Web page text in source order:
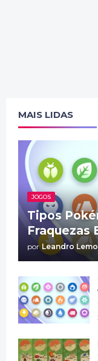
MAIS LIDAS
JOGOS
Tipos
Fraquezas
por Leandro